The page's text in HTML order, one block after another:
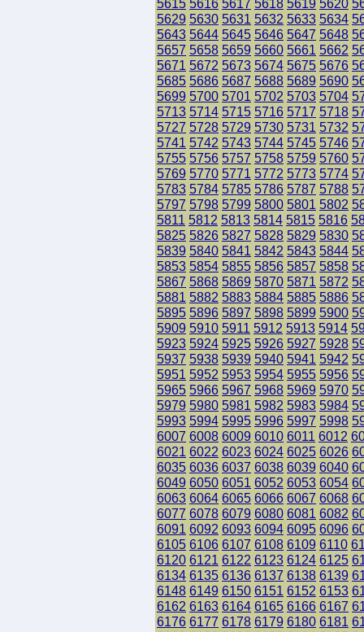
5615 5616 5617 5618 5619 5620
5629 5630 5631 5632 5633 5634
5643 5644 5645 5646 5647 5648
5657 5658 5659 5660 5661 5662
5671 5672 5673 5674 5675 5676
5685 5686 5687 5688 5689 5690
5699 5700 5701 5702 5703 5704
5713 5714 5715 5716 5717 5718
5727 5728 5729 5730 5731 5732
5741 5742 5743 5744 5745 5746
5755 5756 5757 5758 5759 5760
5769 5770 5771 5772 5773 5774
5783 5784 5785 5786 5787 5788
5797 5798 5799 5800 5801 5802
5811 5812 5813 5814 5815 5816
5825 5826 5827 5828 5829 5830
5839 5840 5841 5842 5843 5844
5853 5854 5855 5856 5857 5858
5867 5868 5869 5870 5871 5872
5881 5882 5883 5884 5885 5886
5895 5896 5897 5898 5899 5900
5909 5910 5911 5912 5913 5914
5923 5924 5925 5926 5927 5928
5937 5938 5939 5940 5941 5942
5951 5952 5953 5954 5955 5956
5965 5966 5967 5968 5969 5970
5979 5980 5981 5982 5983 5984
5993 5994 5995 5996 5997 5998
6007 6008 6009 6010 6011 6012
6021 6022 6023 6024 6025 6026
6035 6036 6037 6038 6039 6040
6049 6050 6051 6052 6053 6054
6063 6064 6065 6066 6067 6068
6077 6078 6079 6080 6081 6082
6091 6092 6093 6094 6095 6096
6105 6106 6107 6108 6109 6110
6120 6121 6122 6123 6124 6125
6134 6135 6136 6137 6138 6139
6148 6149 6150 6151 6152 6153
6162 6163 6164 6165 6166 6167
6176 6177 6178 6179 6180 6181